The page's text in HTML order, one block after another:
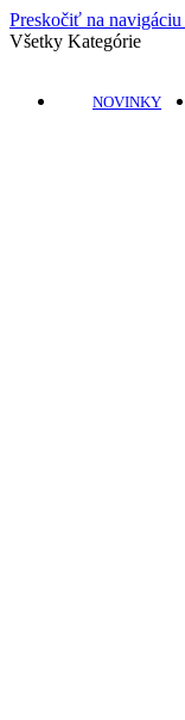
Preskočiť na navigáciu
Všetky Kategórie
NOVINKY